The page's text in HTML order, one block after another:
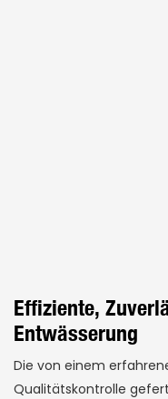
Effiziente,
Entwässerung
Die von einem
Qualitätskontrolle